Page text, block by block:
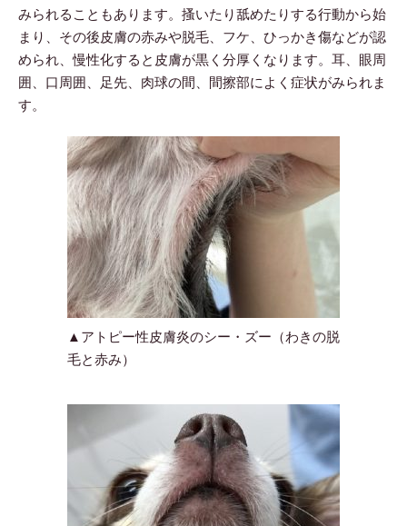
みられることもあります。搔いたり舐めたりする行動から始
まり、その後皮膚の赤みや脱毛、フケ、ひっかき傷などが認
められ、慢性化すると皮膚が黒く分厚くなります。耳、眼周
囲、口周囲、足先、肉球の間、間擦部によく症状がみられま
す。
▲アトピー性皮膚炎のシー・ズー（わきの脱
毛と赤み）